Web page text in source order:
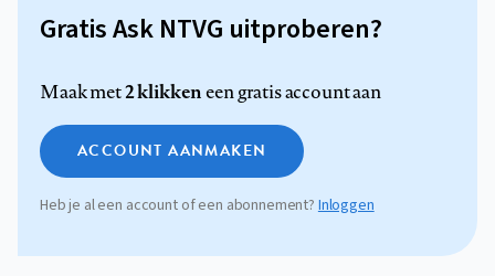
Gratis Ask NTVG uitproberen?
Maak met2 klikkeneen gratis account aan
ACCOUNT AANMAKEN
Heb je al een account of een abonnement? Inloggen